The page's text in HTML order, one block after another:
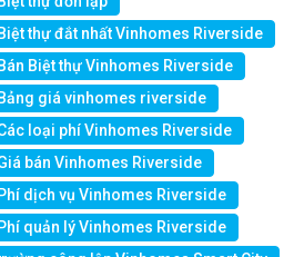
thự đắt nhất Vinhomes Riverside
Biệt thự Vinhomes Riverside
giá vinhomes riverside
loại phí Vinhomes Riverside
bán Vinhomes Riverside
dịch vụ Vinhomes Riverside
quản lý Vinhomes Riverside